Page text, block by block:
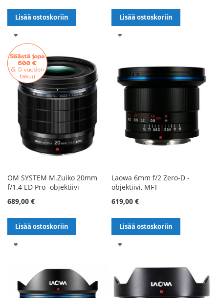
Lisää ostoskoriin
TOIVELISTALLE
Lisää ostoskoriin
OM SYSTEM M.Zuiko 20mm
f/1.4 ED Pro -objektiivi
689,00 €
Lisää ostoskoriin
Laowa 6mm f/2 Zero-D -
objektiivi, MFT
619,00 €
Lisää ostoskoriin